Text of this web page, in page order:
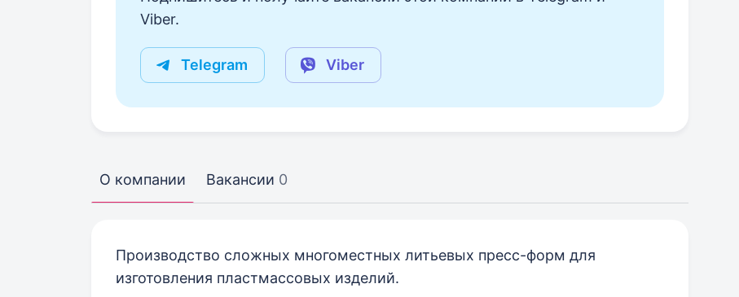
Viber.
Telegram Viber
О компании Вакансии 0
Производство сложных многоместных литьевых пресс-форм для
изготовления пластмассовых изделий.